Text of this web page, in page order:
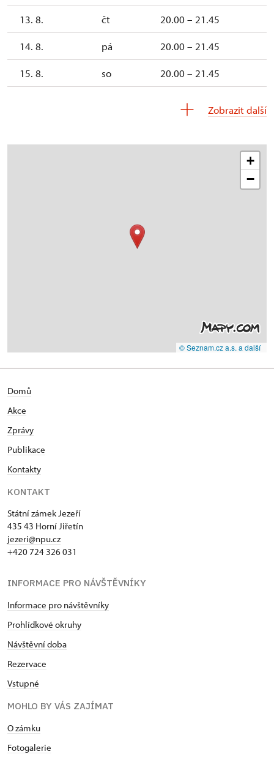
13. 8. čt 20.00 – 21.45
14. 8. pá 20.00 – 21.45
15. 8. so 20.00 – 21.45
20.00 – 21.45
Zobrazit další
+
−
© Seznam.cz a.s. a další
Domů
Akce
Zprávy
Publikace
Kontakty
KONTAKT
Státní zámek Jezeří
435 43 Horní Jiřetín
jezeri@npu.cz
+420 724 326 031
INFORMACE PRO NÁVŠTĚVNÍKY
Informace pro návštěvníky
Prohlídkové okruhy
Návštěvní doba
Rezervace
Vstupné
MOHLO BY VÁS ZAJÍMAT
O zámku
Fotogalerie